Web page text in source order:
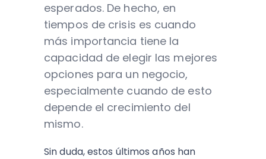
esperados. De hecho, en
tiempos de crisis es cuando
más importancia tiene la
capacidad de elegir las mejores
opciones para un negocio,
especialmente cuando de esto
depende el crecimiento del
mismo.
Sin duda, estos últimos años han